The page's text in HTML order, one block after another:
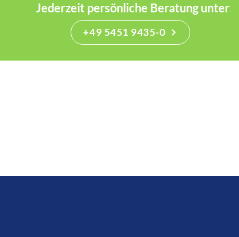
Jederzeit persönliche Beratung unter
+49 5451 9435-0